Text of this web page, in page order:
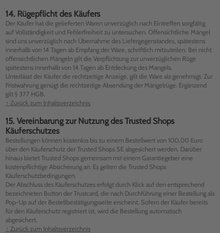
14. Rügepflicht des Käufers
Der Käufer hat die gelieferten Waren unverzüglich nach Eintreffen sorgfältig
auf Vollständigkeit und Fehlerfreiheit zu untersuchen. Offensichtliche Mängel
sind uns unverzüglich nach Übernahme des Liefergegenstandes, spätestens
innerhalb von 14 Tagen ab Empfang der Ware, schriftlich mitzuteilen. Bei nicht
offensichtlichen Mängeln gilt die Verpflichtung zur unverzüglichen Rüge
spätestens innerhalb von 14 Tagen ab Entdeckung des Mangels.
Unterlässt der Käufer die rechtzeitige Anzeige, gilt die Ware als genehmigt. Zur
Fristwahrung genügt die rechtzeitige Absendung der Mängelrüge. Ergänzend
gilt § 377 HGB.
↑ Zurück zum Inhaltsverzeichnis
15. Vereinbarung zur Nutzung des Trusted Shops
Käuferschutzes
Bestellungen können kostenlos bis zu einem Bestellwert von 100,00 Euro
über den Käuferschutz der Trusted Shops SE abgesichert werden. Darüber
hinaus bietet Trusted Shops gemeinsam mit einem Garantiegeber eine
kostenpflichtige Absicherung an. Es gelten die Trusted Shops
Käuferschutzbedingungen.
Der Abschluss des Käuferschutzes erfolgt durch Klick auf den entsprechend
bezeichneten Button der Trustcard, die nach Durchführung einer Bestellung als
Pop-Up auf der Bestellbestätigungsseite erscheint. Sofern der Käufer bereits
für den Käuferschutz registriert ist, wird die Bestellung automatisch
abgesichert.
↑ Zurück zum Inhaltsverzeichnis